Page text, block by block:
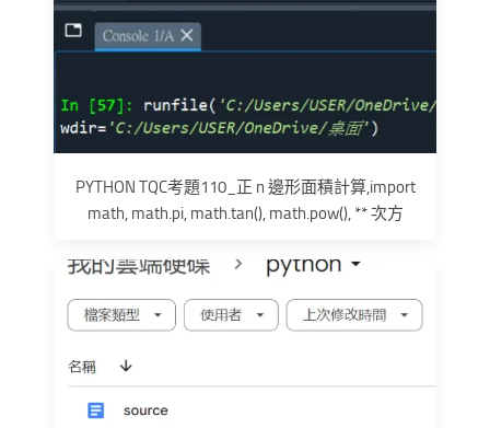
PYTHON TQC考題110_正 n 邊形面積計算,import
math, math.pi, math.tan(), math.pow(), ** 次方